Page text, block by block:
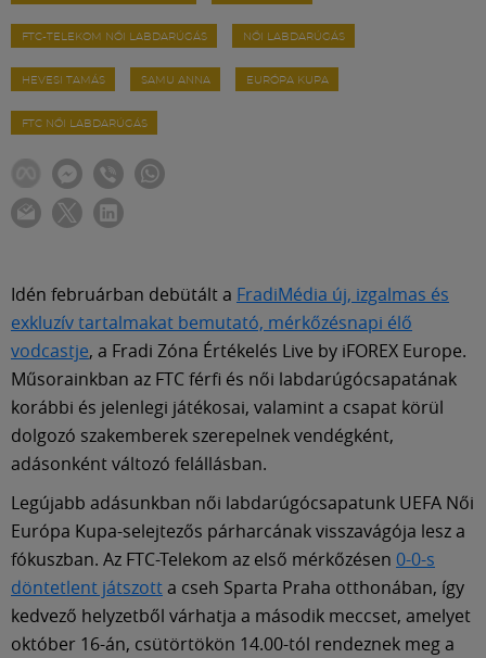
FTC-TELEKOM NŐI LABDARÚGÁS NŐI LABDARÚGÁS
HEVESI TAMÁS SAMU ANNA EURÓPA KUPA
FTC NŐI LABDARÚGÁS
Idén februárban debütált a FradiMédia új, izgalmas és
exkluzív tartalmakat bemutató, mérkőzésnapi élő
vodcastje, a Fradi Zóna Értékelés Live by iFOREX Europe.
Műsorainkban az FTC férfi és női labdarúgócsapatának
korábbi és jelenlegi játékosai, valamint a csapat körül
dolgozó szakemberek szerepelnek vendégként,
adásonként változó felállásban.
Legújabb adásunkban női labdarúgócsapatunk UEFA Női
Európa Kupa-selejtezős párharcának visszavágója lesz a
fókuszban. Az FTC-Telekom az első mérkőzésen 0-0-s
döntetlent játszotta cseh Sparta Praha otthonában, így
kedvező helyzetből várhatja a második meccset, amelyet
október 16-án, csütörtökön 14.00-tól rendeznek meg a
Klub
Szolgáltatások
Shop
Múzeum
English